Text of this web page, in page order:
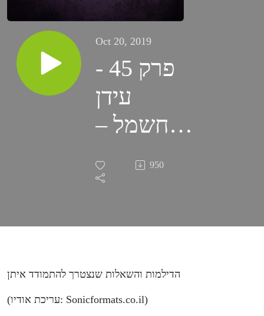
Oct 20, 2019
פרק 45 -
עידן
החשמל –
דילמות
ברגולציה
וקורקינטים
חשמליים
950
(עריכת אודיו: Sonicformats.co.il)